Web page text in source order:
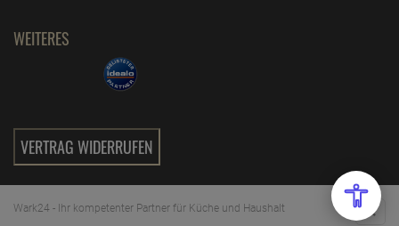
WEITERES
VERTRAG WIDERRUFEN
Wark24 - Ihr kompetenter Partner für Küche und Haushalt